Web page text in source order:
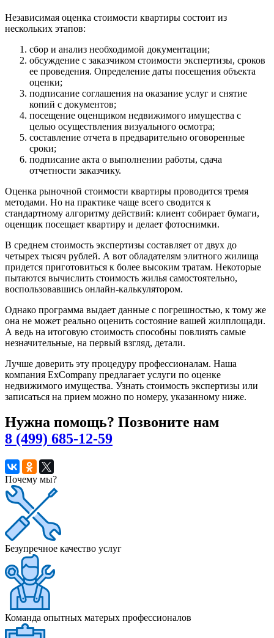
Независимая оценка стоимости квартиры состоит из
нескольких этапов:
сбор и анализ необходимой документации;
обсуждение с заказчиком стоимости экспертизы, сроков
ее проведения. Определение даты посещения объекта
оценки;
подписание соглашения на оказание услуг и снятие
копий с документов;
посещение оценщиком недвижимого имущества с
целью осуществления визуального осмотра;
составление отчета в предварительно оговоренные
сроки;
подписание акта о выполнении работы, сдача
отчетности заказчику.
Оценка рыночной стоимости квартиры проводится тремя
методами. Но на практике чаще всего сводится к
стандартному алгоритму действий: клиент собирает бумаги,
оценщик посещает квартиру и делает фотоснимки.
В среднем стоимость экспертизы составляет от двух до
четырех тысяч рублей. А вот обладателям элитного жилища
придется приготовиться к более высоким тратам. Некоторые
пытаются вычислить стоимость жилья самостоятельно,
воспользовавшись онлайн-калькулятором.
Однако программа выдает данные с погрешностью, к тому же
она не может реально оценить состояние вашей жилплощади.
А ведь на итоговую стоимость способны повлиять самые
незначительные, на первый взгляд, детали.
Лучше доверить эту процедуру профессионалам. Наша
компания ExCompany предлагает услуги по оценке
недвижимого имущества. Узнать стоимость экспертизы или
записаться на прием можно по номеру, указанному ниже.
Нужна помощь? Позвоните нам
8 (499) 685-12-59
Почему мы?
Безупречное качество услуг
Команда опытных матерых профессионалов